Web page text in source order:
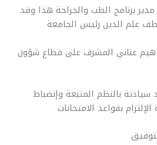
برنامج الطب والجراحة هذا وقد
علم الدين رئيس الجامعة
عناني المشرف على قطاع شؤون
سيادتة بالنظم المتبعة وإنضباط
بقواعد الامتحانات